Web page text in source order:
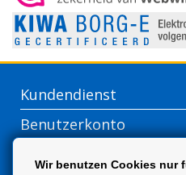
Kundendienst
Benutzerkonto
Wir benutzen Cookies nur